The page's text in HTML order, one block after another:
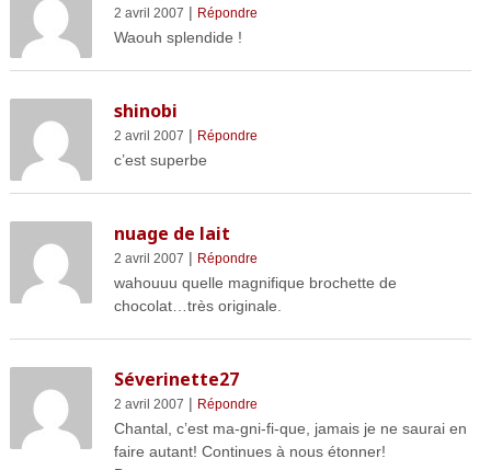
2 avril 2007 | Répondre
Waouh splendide !
shinobi
2 avril 2007 | Répondre
c’est superbe
nuage de lait
2 avril 2007 | Répondre
wahouuu quelle magnifique brochette de
chocolat…très originale.
Séverinette27
2 avril 2007 | Répondre
Chantal, c’est ma-gni-fi-que, jamais je ne saurai en
faire autant! Continues à nous étonner!